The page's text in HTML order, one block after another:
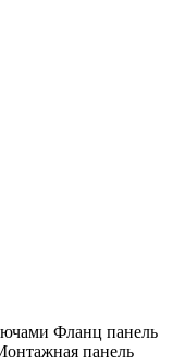
Фланц панель
панель